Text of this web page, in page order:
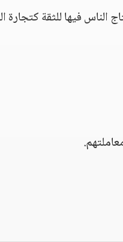
فيها للثقة كتجارة